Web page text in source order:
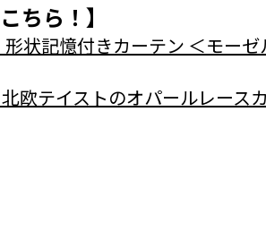
ちら！】
状記憶付きカーテン ＜モー
欧テイストのオパールレース